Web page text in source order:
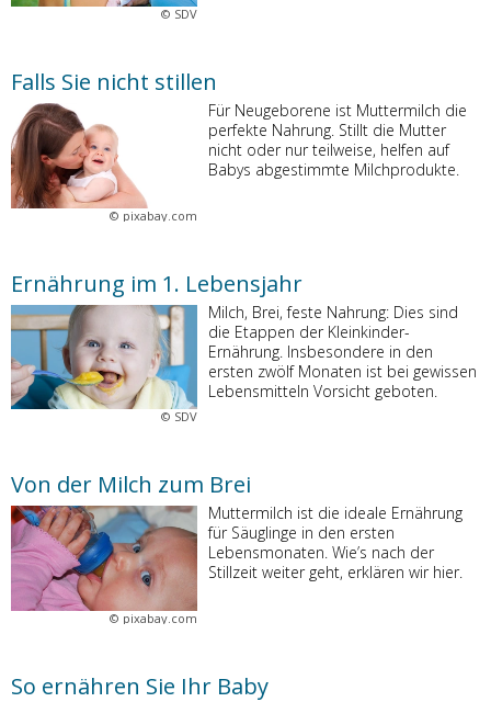
© SDV
Falls Sie nicht stillen
© pixabay.com
Für Neugeborene ist Muttermilch die
perfekte Nahrung. Stillt die Mutter
nicht oder nur teilweise, helfen auf
Babys abgestimmte Milchprodukte.
Ernährung im 1. Lebensjahr
© SDV
Milch, Brei, feste Nahrung: Dies sind
die Etappen der Kleinkinder-
Ernährung. Insbesondere in den
ersten zwölf Monaten ist bei gewissen
Lebensmitteln Vorsicht geboten.
Von der Milch zum Brei
© pixabay.com
Muttermilch ist die ideale Ernährung
für Säuglinge in den ersten
Lebensmonaten. Wie’s nach der
Stillzeit weiter geht, erklären wir hier.
So ernähren Sie Ihr Baby